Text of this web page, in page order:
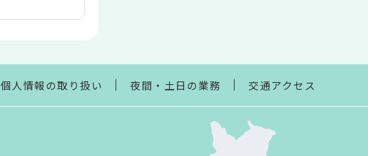
個人情報の取り扱い 夜間・土日の業務 交通アクセス